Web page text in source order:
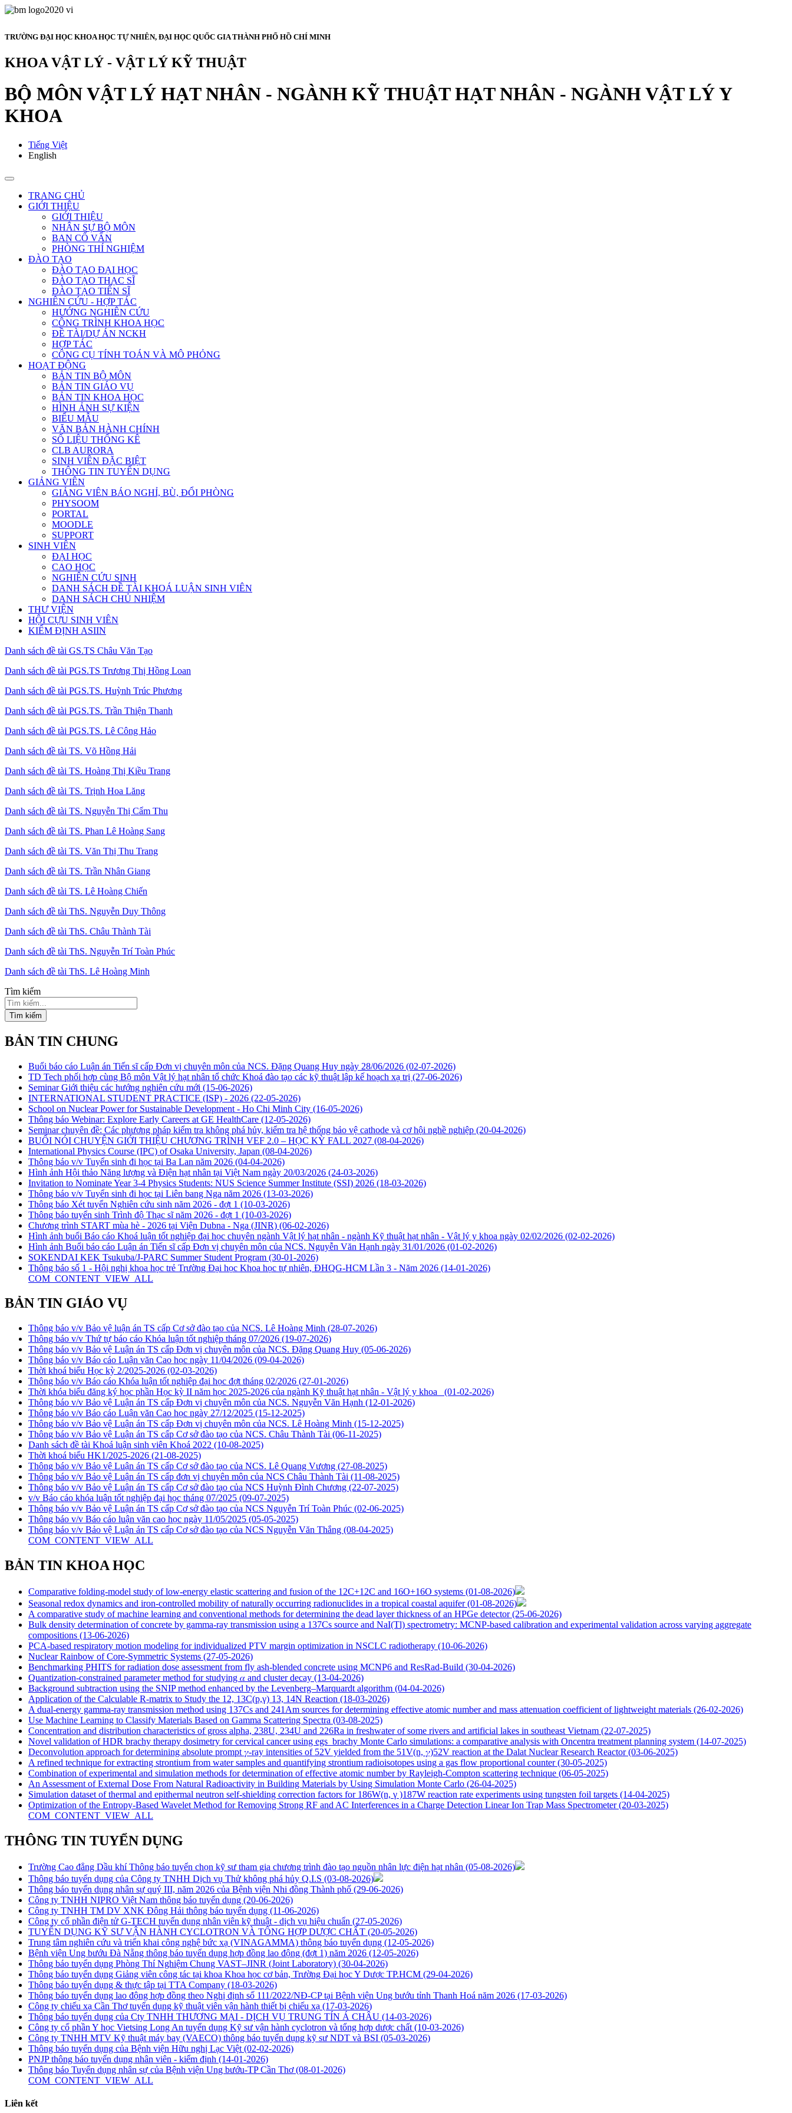
TRƯỜNG ĐẠI HỌC KHOA HỌC TỰ NHIÊN, ĐẠI HỌC QUỐC GIA THÀNH PHỐ HỒ CHÍ MINH
KHOA VẬT LÝ - VẬT LÝ KỸ THUẬT
BỘ MÔN VẬT LÝ HẠT NHÂN - NGÀNH KỸ THUẬT HẠT NHÂN - NGÀNH VẬT LÝ Y
KHOA
Tiếng Việt
English
TRANG CHỦ
GIỚI THIỆU
GIỚI THIỆU
NHÂN SỰ BỘ MÔN
BAN CỐ VẤN
PHÒNG THÍ NGHIỆM
ĐÀO TẠO
ĐÀO TẠO ĐẠI HỌC
ĐÀO TẠO THẠC SĨ
ĐÀO TẠO TIẾN SĨ
NGHIÊN CỨU - HỢP TÁC
HƯỚNG NGHIÊN CỨU
CÔNG TRÌNH KHOA HỌC
ĐỀ TÀI/DỰ ÁN NCKH
HỢP TÁC
CÔNG CỤ TÍNH TOÁN VÀ MÔ PHỎNG
HOẠT ĐỘNG
BẢN TIN BỘ MÔN
BẢN TIN GIÁO VỤ
BẢN TIN KHOA HỌC
HÌNH ẢNH SỰ KIỆN
BIỂU MẪU
VĂN BẢN HÀNH CHÍNH
SỐ LIỆU THỐNG KÊ
CLB AURORA
SINH VIÊN ĐẶC BIỆT
THÔNG TIN TUYỂN DỤNG
GIẢNG VIÊN
GIẢNG VIÊN BÁO NGHỈ, BÙ, ĐỔI PHÒNG
PHYSOOM
PORTAL
MOODLE
SUPPORT
SINH VIÊN
ĐẠI HỌC
CAO HỌC
NGHIÊN CỨU SINH
DANH SÁCH ĐỀ TÀI KHOÁ LUẬN SINH VIÊN
DANH SÁCH CHỦ NHIỆM
THƯ VIỆN
HỘI CỰU SINH VIÊN
KIỂM ĐỊNH ASIIN
Danh sách đề tài GS.TS Châu Văn Tạo
Danh sách đề tài PGS.TS Trương Thị Hồng Loan
Danh sách đề tài PGS.TS. Huỳnh Trúc Phương
Danh sách đề tài PGS.TS. Trần Thiện Thanh
Danh sách đề tài PGS.TS. Lê Công Hảo
Danh sách đề tài TS. Võ Hồng Hải
Danh sách đề tài TS. Hoàng Thị Kiều Trang
Danh sách đề tài TS. Trịnh Hoa Lăng
Danh sách đề tài TS. Nguyễn Thị Cẩm Thu
Danh sách đề tài TS. Phan Lê Hoàng Sang
Danh sách đề tài TS. Văn Thị Thu Trang
Danh sách đề tài TS. Trần Nhân Giang
Danh sách đề tài TS. Lê Hoàng Chiến
Danh sách đề tài ThS. Nguyễn Duy Thông
Danh sách đề tài ThS. Châu Thành Tài
Danh sách đề tài ThS. Nguyễn Trí Toàn Phúc
Danh sách đề tài ThS. Lê Hoàng Minh
Tìm kiếm
Tìm kiếm
BẢN TIN CHUNG
Buổi báo cáo Luận án Tiến sĩ cấp Đơn vị chuyên môn của NCS. Đặng Quang Huy ngày 28/06/2026 (02-07-2026)
TD Tech phối hợp cùng Bộ môn Vật lý hạt nhân tổ chức Khoá đào tạo các kỹ thuật lập kế hoạch xạ trị (27-06-2026)
Seminar Giới thiệu các hướng nghiên cứu mới (15-06-2026)
INTERNATIONAL STUDENT PRACTICE (ISP) - 2026 (22-05-2026)
School on Nuclear Power for Sustainable Development - Ho Chi Minh City (16-05-2026)
Thông báo Webinar: Explore Early Careers at GE HealthCare (12-05-2026)
Seminar chuyên đề: Các phương pháp kiểm tra không phá hủy, kiểm tra hệ thống bảo vệ cathode và cơ hội nghề nghiệp (20-04-2026)
BUỔI NÓI CHUYỆN GIỚI THIỆU CHƯƠNG TRÌNH VEF 2.0 – HỌC KỲ FALL 2027 (08-04-2026)
International Physics Course (IPC) of Osaka University, Japan (08-04-2026)
Thông báo v/v Tuyển sinh đi học tại Ba Lan năm 2026 (04-04-2026)
Hình ảnh Hội thảo Năng lượng và Điện hạt nhân tại Việt Nam ngày 20/03/2026 (24-03-2026)
Invitation to Nominate Year 3-4 Physics Students: NUS Science Summer Institute (SSI) 2026 (18-03-2026)
Thông báo v/v Tuyển sinh đi học tại Liên bang Nga năm 2026 (13-03-2026)
Thông báo Xét tuyển Nghiên cứu sinh năm 2026 - đợt 1 (10-03-2026)
Thông báo tuyển sinh Trình độ Thạc sĩ năm 2026 - đợt 1 (10-03-2026)
Chương trình START mùa hè - 2026 tại Viện Dubna - Nga (JINR) (06-02-2026)
Hình ảnh buổi Báo cáo Khoá luận tốt nghiệp đại học chuyên ngành Vật lý hạt nhân - ngành Kỹ thuật hạt nhân - Vật lý y khoa ngày 02/02/2026 (02-02-2026)
Hình ảnh Buổi báo cáo Luận án Tiến sĩ cấp Đơn vị chuyên môn của NCS. Nguyễn Văn Hạnh ngày 31/01/2026 (01-02-2026)
SOKENDAI KEK Tsukuba/J-PARC Summer Student Program (30-01-2026)
Thông báo số 1 - Hội nghị khoa học trẻ Trường Đại học Khoa học tự nhiên, ĐHQG-HCM Lần 3 - Năm 2026 (14-01-2026)
COM_CONTENT_VIEW_ALL
BẢN TIN GIÁO VỤ
Thông báo v/v Bảo vệ luận án TS cấp Cơ sở đào tạo của NCS. Lê Hoàng Minh (28-07-2026)
Thông báo v/v Thứ tự báo cáo Khóa luận tốt nghiệp tháng 07/2026 (19-07-2026)
Thông báo v/v Bảo vệ Luận án TS cấp Đơn vị chuyên môn của NCS. Đặng Quang Huy (05-06-2026)
Thông báo v/v Báo cáo Luận văn Cao học ngày 11/04/2026 (09-04-2026)
Thời khoá biểu Học kỳ 2/2025-2026 (02-03-2026)
Thông báo v/v Báo cáo Khóa luận tốt nghiệp đại học đợt tháng 02/2026 (27-01-2026)
Thời khóa biểu đăng ký học phần Học kỳ II năm học 2025-2026 của ngành Kỹ thuật hạt nhân - Vật lý y khoa (01-02-2026)
Thông báo v/v Bảo vệ Luận án TS cấp Đơn vị chuyên môn của NCS. Nguyễn Văn Hạnh (12-01-2026)
Thông báo v/v Báo cáo Luận văn Cao học ngày 27/12/2025 (15-12-2025)
Thông báo v/v Bảo vệ Luận án TS cấp Đơn vị chuyên môn của NCS. Lê Hoàng Minh (15-12-2025)
Thông báo v/v Bảo vệ Luận án TS cấp Cơ sở đào tạo của NCS. Châu Thành Tài (06-11-2025)
Danh sách đề tài Khoá luận sinh viên Khoá 2022 (10-08-2025)
Thời khoá biểu HK1/2025-2026 (21-08-2025)
Thông báo v/v Bảo vệ Luận án TS cấp Cơ sở đào tạo của NCS. Lê Quang Vương (27-08-2025)
Thông báo v/v Bảo vệ Luận án TS cấp đơn vị chuyên môn của NCS Châu Thành Tài (11-08-2025)
Thông báo v/v Bảo vệ Luận án TS cấp Cơ sở đào tạo của NCS Huỳnh Đình Chương (22-07-2025)
v/v Báo cáo khóa luận tốt nghiệp đại học tháng 07/2025 (09-07-2025)
Thông báo v/v Bảo vệ Luận án TS cấp Cơ sở đào tạo của NCS Nguyễn Trí Toàn Phúc (02-06-2025)
Thông báo v/v Báo cáo luận văn cao học ngày 11/05/2025 (05-05-2025)
Thông báo v/v Bảo vệ Luận án TS cấp Cơ sở đào tạo của NCS Nguyễn Văn Thắng (08-04-2025)
COM_CONTENT_VIEW_ALL
BẢN TIN KHOA HỌC
Comparative folding-model study of low-energy elastic scattering and fusion of the 12C+12C and 16O+16O systems (01-08-2026)
Seasonal redox dynamics and iron‑controlled mobility of naturally occurring radionuclides in a tropical coastal aquifer(01-08-2026)
A comparative study of machine learning and conventional methods for determining the dead layer thickness of an HPGe detector(25-06-2026)
Bulk density determination of concrete by gamma-ray transmission using a 137Cs source and NaI(Tl) spectrometry: MCNP-based calibration and experimental validation across varying aggregate
compositions (13-06-2026)
PCA-based respiratory motion modeling for individualized PTV margin optimization in NSCLC radiotherapy (10-06-2026)
Nuclear Rainbow of Core-Symmetric Systems (27-05-2026)
Benchmarking PHITS for radiation dose assessment from fly ash-blended concrete using MCNP6 and ResRad-Build (30-04-2026)
Quantization-constrained parameter method for studying 𝛼 and cluster decay (13-04-2026)
Background subtraction using the SNIP method enhanced by the Levenberg–Marquardt algorithm (04-04-2026)
Application of the Calculable R-matrix to Study the 12, 13C(p,γ) 13, 14N Reaction (18-03-2026)
A dual-energy gamma-ray transmission method using 137Cs and 241Am sources for determining effective atomic number and mass attenuation coefficient of lightweight materials (26-02-2026)
Use Machine Learning to Classify Materials Based on Gamma Scattering Spectra (03-08-2025)
Concentration and distribution characteristics of gross alpha, 238U, 234U and 226Ra in freshwater of some rivers and artificial lakes in southeast Vietnam (22-07-2025)
Novel validation of HDR brachy therapy dosimetry for cervical cancer using egs_brachy Monte Carlo simulations: a comparative analysis with Oncentra treatment planning system (14-07-2025)
Deconvolution approach for determining absolute prompt 𝛾-ray intensities of 52V yielded from the 51V(n, 𝛾)52V reaction at the Dalat Nuclear Research Reactor(03-06-2025)
A refined technique for extracting strontium from water samples and quantifying strontium radioisotopes using a gas flow proportional counter(30-05-2025)
Combination of experimental and simulation methods for determination of effective atomic number by Rayleigh-Compton scattering technique (06-05-2025)
An Assessment of External Dose From Natural Radioactivity in Building Materials by Using Simulation Monte Carlo (26-04-2025)
Simulation dataset of thermal and epithermal neutron self-shielding correction factors for 186W(n, γ )187W reaction rate experiments using tungsten foil targets (14-04-2025)
Optimization of the Entropy-Based Wavelet Method for Removing Strong RF and AC Interferences in a Charge Detection Linear Ion Trap Mass Spectrometer(20-03-2025)
COM_CONTENT_VIEW_ALL
THÔNG TIN TUYỂN DỤNG
Trường Cao đẳng Dầu khí Thông báo tuyển chọn kỹ sư tham gia chương trình đào tạo nguồn nhân lực điện hạt nhân (05-08-2026)
Thông báo tuyển dụng của Công ty TNHH Dịch vụ Thử không phá hủy Q.I.S (03-08-2026)
Thông báo tuyển dụng nhân sự quý III, năm 2026 của Bệnh viện Nhi đồng Thành phố (29-06-2026)
Công ty TNHH NIPRO Việt Nam thông báo tuyển dụng (20-06-2026)
Công ty TNHH TM DV XNK Đông Hải thông báo tuyển dụng (11-06-2026)
Công ty cổ phần điện tử G-TECH tuyển dụng nhân viên kỹ thuật - dịch vụ hiệu chuẩn (27-05-2026)
TUYỂN DỤNG KỸ SƯ VẬN HÀNH CYCLOTRON VÀ TỔNG HỢP DƯỢC CHẤT (20-05-2026)
Trung tâm nghiên cứu và triển khai công nghệ bức xạ (VINAGAMMA) thông báo tuyển dụng (12-05-2026)
Bệnh viện Ung bướu Đà Nẵng thông báo tuyển dụng hợp đồng lao động (đợt 1) năm 2026 (12-05-2026)
Thông báo tuyển dụng Phòng Thí Nghiệm Chung VAST–JINR (Joint Laboratory) (30-04-2026)
Thông báo tuyển dụng Giảng viên công tác tại khoa Khoa học cơ bản, Trường Đại học Y Dược TP.HCM (29-04-2026)
Thông báo tuyển dụng & thực tập tại TTA Company (18-03-2026)
Thông báo tuyển dụng lao động hợp đồng theo Nghị định số 111/2022/NĐ-CP tại Bệnh viện Ung bướu tỉnh Thanh Hoá năm 2026 (17-03-2026)
Công ty chiếu xạ Cần Thơ tuyển dụng kỹ thuật viên vận hành thiết bị chiếu xạ (17-03-2026)
Thông báo tuyển dụng của Cty TNHH THƯƠNG MẠI - DỊCH VỤ TRUNG TÍN Á CHÂU (14-03-2026)
Công ty cổ phần Y học Vietsing Long An tuyển dụng Kỹ sư vận hành cyclotron và tổng hợp dược chất (10-03-2026)
Công ty TNHH MTV Kỹ thuật máy bay (VAECO) thông báo tuyển dụng kỹ sư NDT và BSI (05-03-2026)
Thông báo tuyển dụng của Bệnh viện Hữu nghị Lạc Việt (02-02-2026)
PNJP thông báo tuyển dụng nhân viên - kiểm định (14-01-2026)
Thông báo Tuyển dụng nhân sự của Bệnh viện Ung bướu-TP Cần Thơ(08-01-2026)
COM_CONTENT_VIEW_ALL
Liên kết